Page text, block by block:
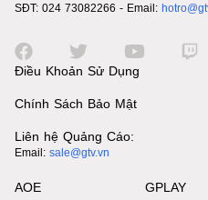
SĐT: 024 73082266 - Email:
Điều Khoản Sử Dụng
Chính Sách Bảo Mật
Liên hệ Quảng Cáo:
Email: sale@gtv.vn
AOE GPLAY